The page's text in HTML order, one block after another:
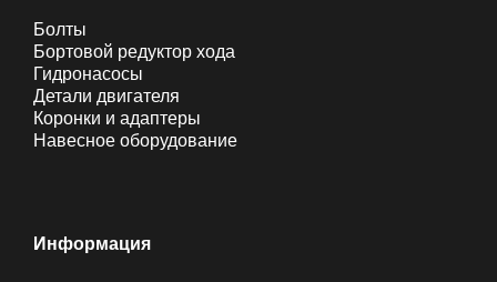
Болты
Бортовой редуктор хода
Гидронасосы
Детали двигателя
Коронки и адаптеры
Навесное оборудование
Информация